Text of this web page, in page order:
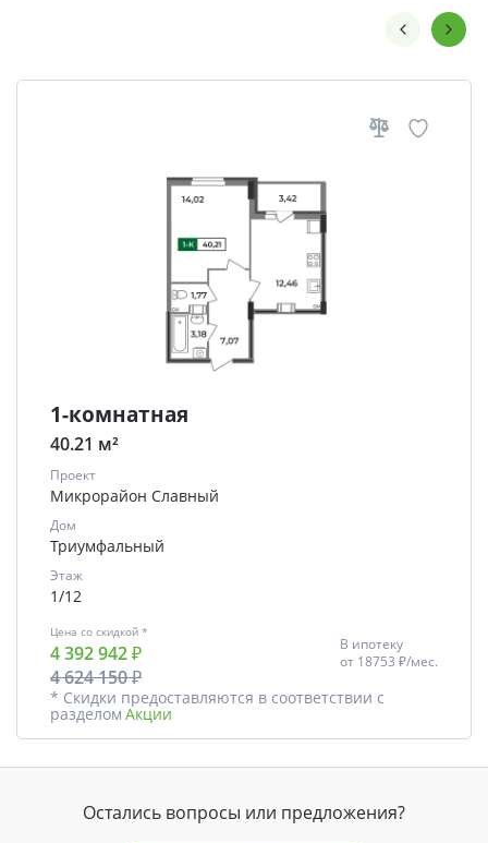
1-комнатная
40.21 м²
Проект
Микрорайон Славный
Дом
Триумфальный
Этаж
1/12
Цена со скидкой *
4 392 942 ₽
4 624 150 ₽
В ипотеку
от 18753 ₽/мес.
* Скидки предоставляются в соответствии с
разделом Акции
Остались вопросы или предложения?